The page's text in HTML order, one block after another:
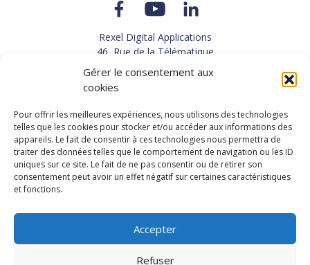
Gérer le consentement aux
cookies
Pour offrir les meilleures expériences, nous utilisons des technologies
telles que les cookies pour stocker et/ou accéder aux informations des
appareils. Le fait de consentir à ces technologies nous permettra de
traiter des données telles que le comportement de navigation ou les ID
uniques sur ce site. Le fait de ne pas consentir ou de retirer son
consentement peut avoir un effet négatif sur certaines caractéristiques
et fonctions.
Accepter
Refuser
Rexel Digital Applications
46, Rue de la Télématique
Le Polygone 42000 SAINT-ETIENNE
TEL : 33(0)4 77 92 28 60
FAX : 33(0)4 77 92 28 61
SUPPORT : 33(0)4 69 68 82 10
NOUS CONTACTER